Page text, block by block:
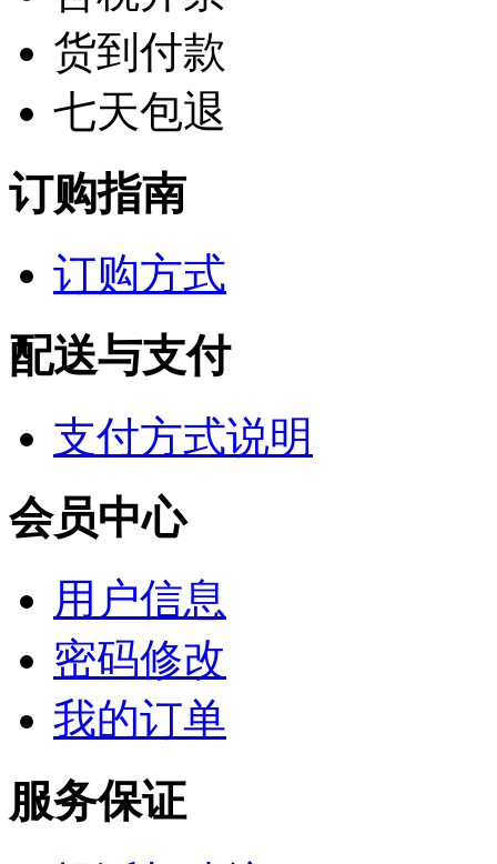
货到付款
七天包退
订购指南
订购方式
配送与支付
支付方式说明
会员中心
用户信息
密码修改
我的订单
服务保证